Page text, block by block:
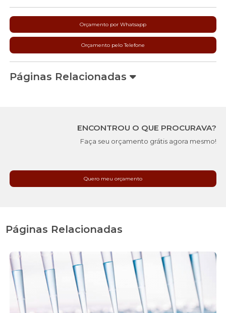
Orçamento por Whatsapp
Orçamento pelo Telefone
Páginas Relacionadas
ENCONTROU O QUE PROCURAVA?
Faça seu orçamento grátis agora mesmo!
Quero meu orçamento
Páginas Relacionadas